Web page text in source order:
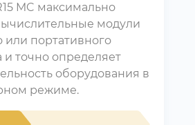
MC максимально
модули
или портативного
точно определяет
оборудования в
режиме.